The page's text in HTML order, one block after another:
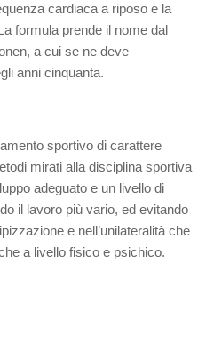
cardiaca a riposo e la
formula prende il nome dal
a cui se ne deve
anni cinquanta.
sportivo di carattere
mirati alla disciplina sportiva
adeguato e un livello di
il lavoro più vario, ed evitando
e nell’unilateralità che
a livello fisico e psichico.